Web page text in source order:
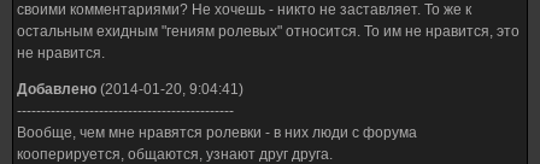
своими комментариями? Не хочешь - никто не заставляет. То же к
остальным ехидным "гениям ролевых" относится. То им не нравится, это
не нравится.
Добавлено (2014-01-20, 9:04:41)
---------------------------------------------
Вообще, чем мне нравятся ролевки - в них люди с форума
кооперируется, общаются, узнают друг друга.